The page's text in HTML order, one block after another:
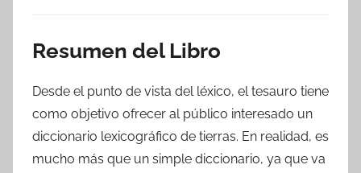
Resumen del Libro
Desde el punto de vista del léxico, el tesauro tiene
como objetivo ofrecer al público interesado un
diccionario lexicográfico de tierras. En realidad, es
mucho más que un simple diccionario, ya que va